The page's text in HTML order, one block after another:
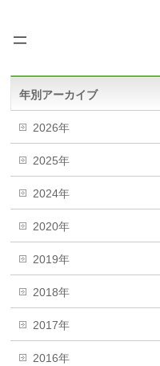
年別アーカイブ
2026年
2025年
2024年
2020年
2019年
2018年
2017年
2016年